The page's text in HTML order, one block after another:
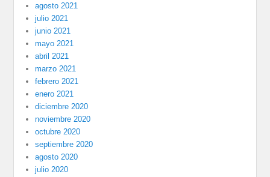
agosto 2021
julio 2021
junio 2021
mayo 2021
abril 2021
marzo 2021
febrero 2021
enero 2021
diciembre 2020
noviembre 2020
octubre 2020
septiembre 2020
agosto 2020
julio 2020